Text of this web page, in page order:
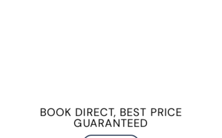
BOOK DIRECT, BEST PRICE
GUARANTEED